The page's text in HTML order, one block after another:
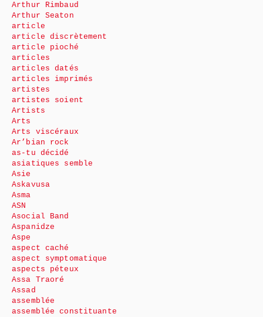
Arthur Rimbaud
Arthur Seaton
article
article discrètement
article pioché
articles
articles datés
articles imprimés
artistes
artistes soient
Artists
Arts
Arts viscéraux
Ar’bian rock
as-tu décidé
asiatiques semble
Asie
Askavusa
Asma
ASN
Asocial Band
Aspanidze
Aspe
aspect caché
aspect symptomatique
aspects péteux
Assa Traoré
Assad
assemblée
assemblée constituante